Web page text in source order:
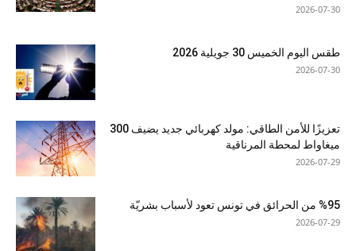
2026-07-30
طقس اليوم الخميس 30 جويلية 2026
2026-07-30
تعزيزًا للأمن الطاقي: مولد كهربائي جديد يضيف 300
ميغاواط لمحطة المرناقية
2026-07-29
%95 من الحرائق في تونس تعود لأسباب بشريّة
2026-07-29